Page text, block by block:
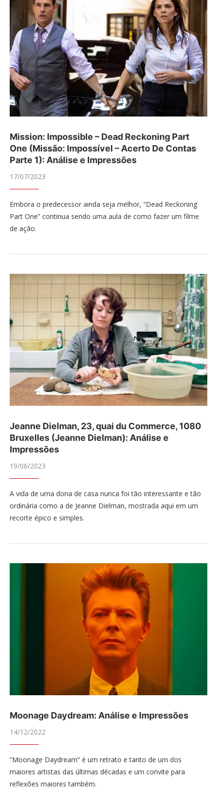
Mission: Impossible – Dead Reckoning Part
One (Missão: Impossível – Acerto De Contas
Parte 1): Análise e Impressões
17/07/2023
Embora o predecessor ainda seja melhor, “Dead Reckoning
Part One” continua sendo uma aula de como fazer um filme
de ação.
Jeanne Dielman, 23, quai du Commerce, 1080
Bruxelles (Jeanne Dielman): Análise e
Impressões
19/06/2023
A vida de uma dona de casa nunca foi tão interessante e tão
ordinária como a de Jeanne Dielman, mostrada aqui em um
recorte épico e simples.
Moonage Daydream: Análise e Impressões
14/12/2022
“Moonage Daydream” é um retrato e tanto de um dos
maiores artistas das últimas décadas e um convite para
reflexões maiores também.